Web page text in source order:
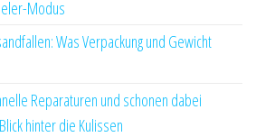
Modus
Was Verpackung und Gewicht
Reparaturen und schonen dabei
hinter die Kulissen